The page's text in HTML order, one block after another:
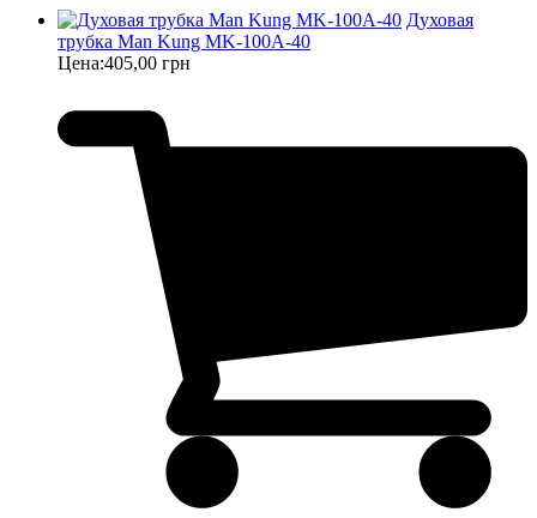
Духовая
трубка Man Kung MK-100A-40
Цена:405,00 грн